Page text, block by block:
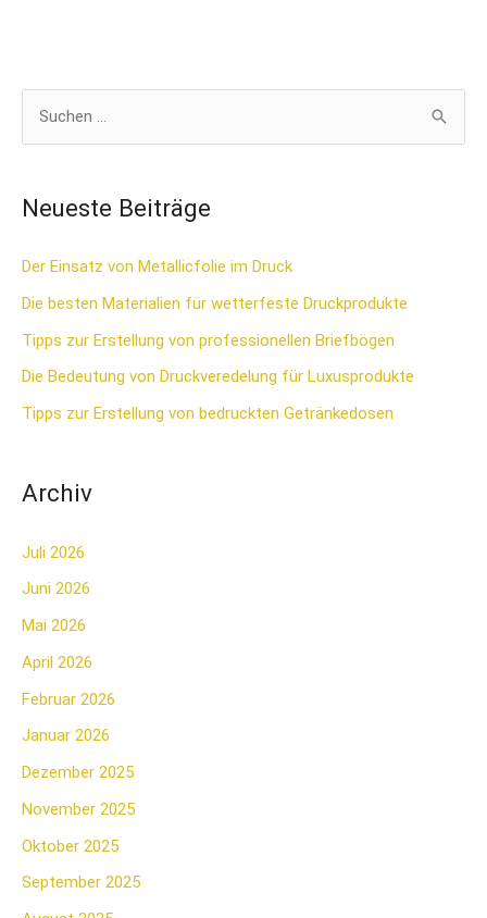
h
a
c
h
Neueste Beiträge
Der Einsatz von Metallicfolie im Druck
Die besten Materialien für wetterfeste Druckprodukte
Tipps zur Erstellung von professionellen Briefbögen
Die Bedeutung von Druckveredelung für Luxusprodukte
Tipps zur Erstellung von bedruckten Getränkedosen
Archiv
Juli 2026
Juni 2026
Mai 2026
April 2026
Februar 2026
Januar 2026
Dezember 2025
November 2025
Oktober 2025
September 2025